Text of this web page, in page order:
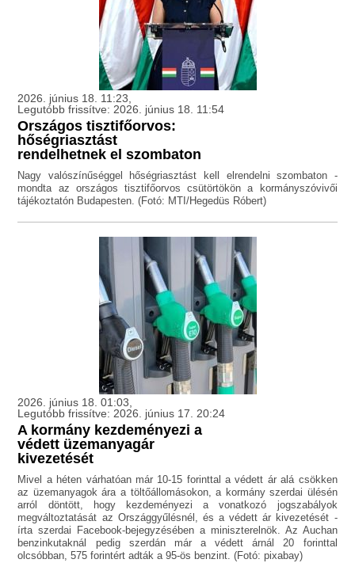
2026. június 18. 11:23,
Legutóbb frissítve: 2026. június 18. 11:54
Országos tisztifőorvos:
hőségriasztást
rendelhetnek el szombaton
Nagy valószínűséggel hőségriasztást kell elrendelni szombaton -
mondta az országos tisztifőorvos csütörtökön a kormányszóvivői
tájékoztatón Budapesten. (Fotó: MTI/Hegedüs Róbert)
2026. június 18. 01:03,
Legutóbb frissítve: 2026. június 17. 20:24
A kormány kezdeményezi a
védett üzemanyagár
kivezetését
Mivel a héten várhatóan már 10-15 forinttal a védett ár alá csökken
az üzemanyagok ára a töltőállomásokon, a kormány szerdai ülésén
arról döntött, hogy kezdeményezi a vonatkozó jogszabályok
megváltoztatását az Országgyűlésnél, és a védett ár kivezetését -
írta szerdai Facebook-bejegyzésében a miniszterelnök. Az Auchan
benzinkutaknál pedig szerdán már a védett árnál 20 forinttal
olcsóbban, 575 forintért adták a 95-ös benzint. (Fotó: pixabay)